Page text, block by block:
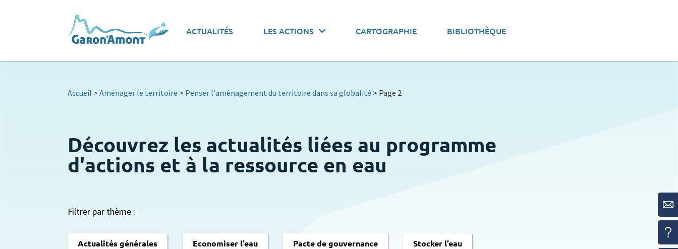
ACTUALITÉS LES ACTIONS CARTOGRAPHIE BIBLIOTHÈQUE
Vue d’ensemble Les actions par thématiques
Accueil >Aménager le territoire > Penser l'aménagement du territoire dans sa globalité > Page 2
Découvrez les actualités liées au programme
d'actions et à la ressource en eau
Filtrer par thème :
Actualités générales Economiser l’eau Pacte de gouvernance Stocker l’eau